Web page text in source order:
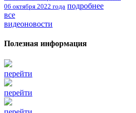
06 октября 2022 года подробнее
все
видеоновости
Полезная информация
перейти
перейти